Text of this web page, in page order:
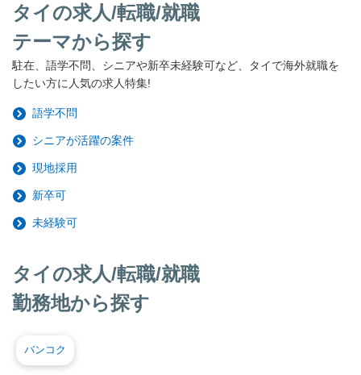
タイの求人/転職/就職
テーマから探す
駐在、語学不問、シニアや新卒未経験可など、タイで海外就職を
したい方に人気の求人特集!
語学不問
シニアが活躍の案件
現地採用
新卒可
未経験可
タイの求人/転職/就職
勤務地から探す
バンコク